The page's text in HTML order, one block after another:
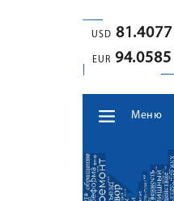
USD 81.4077
EUR 94.0585
Меню